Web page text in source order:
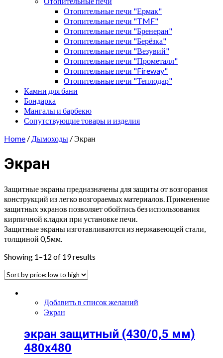
Отопительные печи "Ермак"
Отопительные печи "TMF"
Отопительные печи "Бренеран"
Отопительные печи "Берёзка"
Отопительные печи "Везувий"
Отопительные печи "Прометалл"
Отопительные печи "Fireway"
Отопительные печи "Теплодар"
Камни для бани
Бондарка
Мангалы и барбекю
Сопутствующие товары и изделия
Home / Дымоходы / Экран
Экран
Защитные экраны предназначены для защиты от возгорания
конструкций из легко возгораемых материалов. Применение
защитных экранов позволяет обойтись без использования
кирпичной кладки при установке печи.
Защитные экраны изготавливаются из нержавеющей стали,
толщиной 0,5мм.
Showing 1–12 of 19 results
Добавить в список желаний
Экран
экран защитный (430/0,5 мм)
480х480